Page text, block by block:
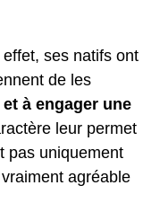
ses natifs ont
de les
à engager une
leur permet
pas uniquement
agréable